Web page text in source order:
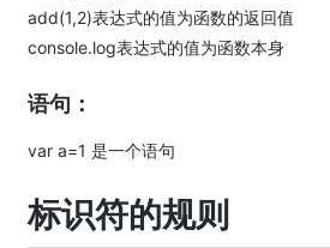
add(1,2)表达式的值为函数的返回值
console.log表达式的值为函数本身
语句：
var a=1 是一个语句
标识符的规则